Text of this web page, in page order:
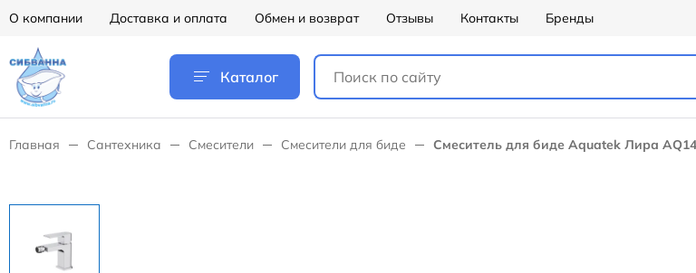
О компании Доставка и оплата Обмен и возврат Отзывы Контакты Бренды
Каталог
Главная Сантехника Смесители Смесители для биде Смеситель для биде Aquatek Лира